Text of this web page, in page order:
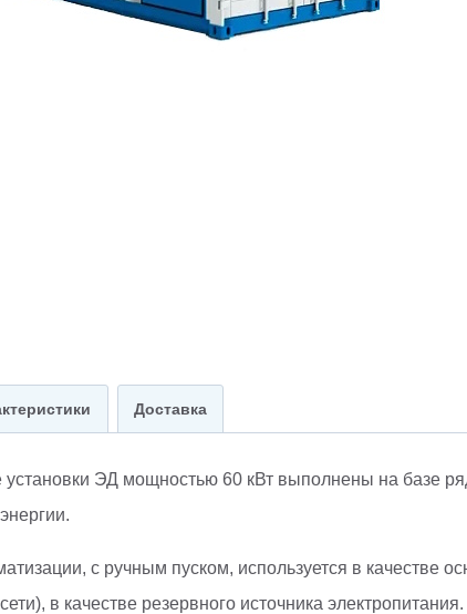
Доставка
установки ЭД мощностью 60 кВт выполнены на базе
с ручным пуском, используется в качестве
в качестве резервного источника электропитания.